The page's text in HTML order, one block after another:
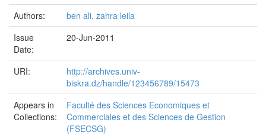
Authors:
ben ali, zahra leila
Issue
Date:
20-Jun-2011
URI:
http://archives.univ-
biskra.dz/handle/123456789/15473
Appears in
Collections:
Faculté des Sciences Economiques et
Commerciales et des Sciences de Gestion
(FSECSG)